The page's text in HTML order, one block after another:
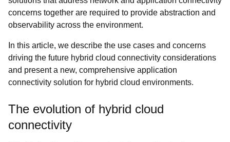
concerns together are required to provide abstraction and
observability across the environment.
In this article, we describe the use cases and concerns
driving the future hybrid cloud connectivity considerations
and present a new, comprehensive application
connectivity solution for hybrid cloud environments.
The evolution of hybrid cloud
connectivity